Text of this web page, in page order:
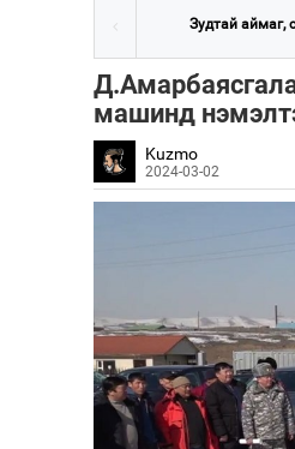
Зудтай аймаг,
машинд
Kuzmo
2024-03-02